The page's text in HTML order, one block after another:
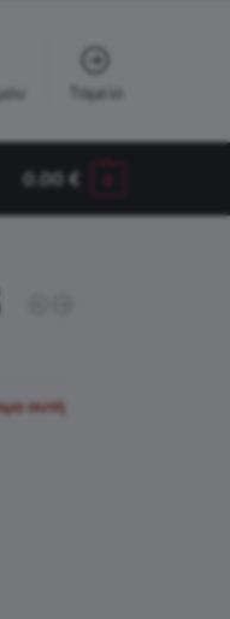
Ταμείο
0.00€
αυτή